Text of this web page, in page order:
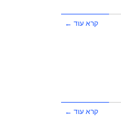
קרא עוד ←
קרא עוד ←